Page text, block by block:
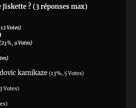
Jiskette ? (3 réponses max)
Votes)
(23%, 9 Votes)
kamikaze (13%, 5 Votes)
Votes)